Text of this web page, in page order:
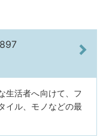
897
生活者へ向けて、フ
イル、モノなどの最